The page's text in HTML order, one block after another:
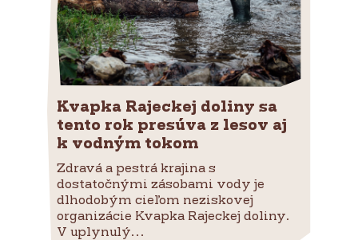
Kvapka Rajeckej doliny sa
tento rok presúva z lesov aj
k vodným tokom
Zdravá a pestrá krajina s
dostatočnými zásobami vody je
dlhodobým cieľom neziskovej
organizácie Kvapka Rajeckej doliny.
V uplynulý...